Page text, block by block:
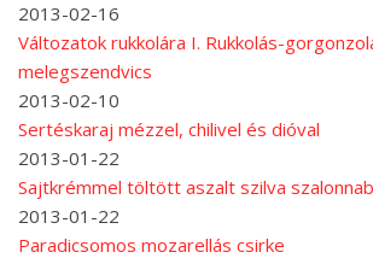
2013-02-16
Változatok rukkolára I. Rukkolás-
melegszendvics
2013-02-10
Sertéskaraj mézzel, chilivel és dióval
2013-01-22
Sajtkrémmel töltött aszalt szilva
2013-01-22
Paradicsomos mozarellás csirke